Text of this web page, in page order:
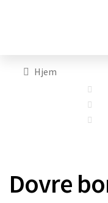
Hjem
Dovre